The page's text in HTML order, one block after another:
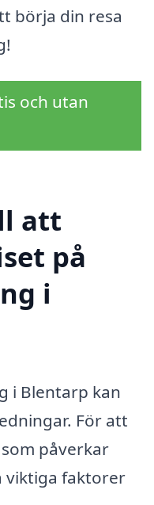
börja din resa
och utan
att
på
i
i Blentarp kan
För att
påverkar
viktiga faktorer